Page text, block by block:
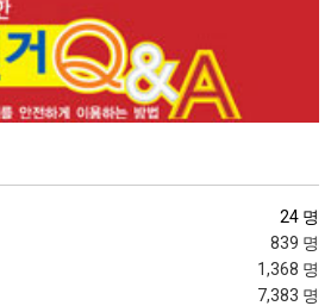
24 명
839 명
1,368 명
7,383 명